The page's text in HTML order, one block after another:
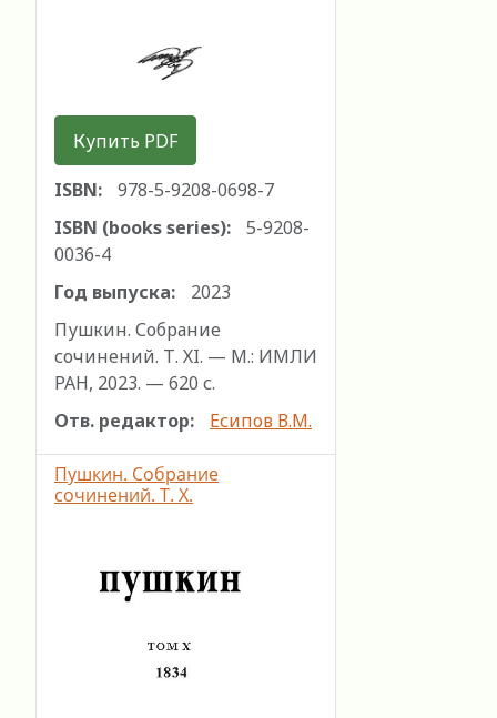
Купить PDF
ISBN:
978-5-9208-0698-7
ISBN (books series):
5-9208-
0036-4
Год выпуска:
2023
Пушкин. Собрание
сочинений. Т. ХI. — М.: ИМЛИ
РАН, 2023. — 620 с.
Отв. редактор:
Есипов В.М.
Пушкин. Собрание
сочинений. Т. X.